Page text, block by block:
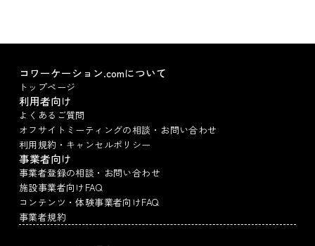
コワーケーション.comについて
トップページ
利用者向け
よくあるご質問
オフサイトミーティングの相談・お問い合わせ
利用規約・キャンセルポリシー
事業者向け
事業者登録の相談・お問い合わせ
施設事業者向けFAQ
コンテンツ・体験事業者向けFAQ
事業者規約